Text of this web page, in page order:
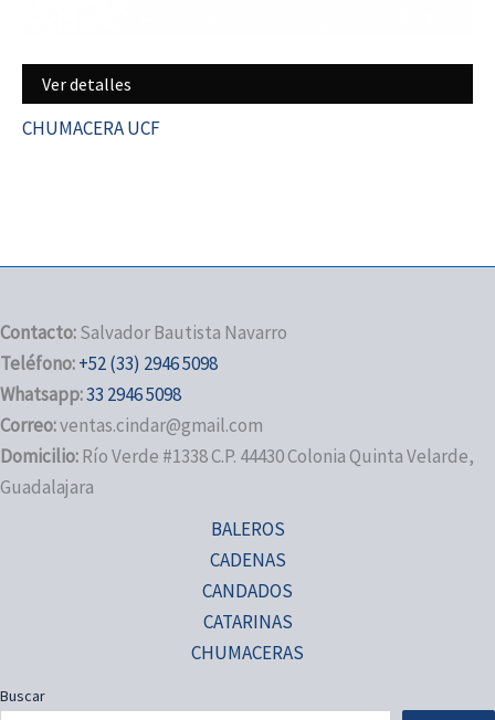
Ver detalles
CHUMACERA UCF
Contacto:Salvador Bautista Navarro
Teléfono:+52 (33) 2946 5098
Whatsapp:33 2946 5098
Correo:ventas.cindar@gmail.com
Domicilio:Río Verde #1338 C.P. 44430 Colonia Quinta Velarde,
Guadalajara
BALEROS
CADENAS
CANDADOS
CATARINAS
CHUMACERAS
Buscar